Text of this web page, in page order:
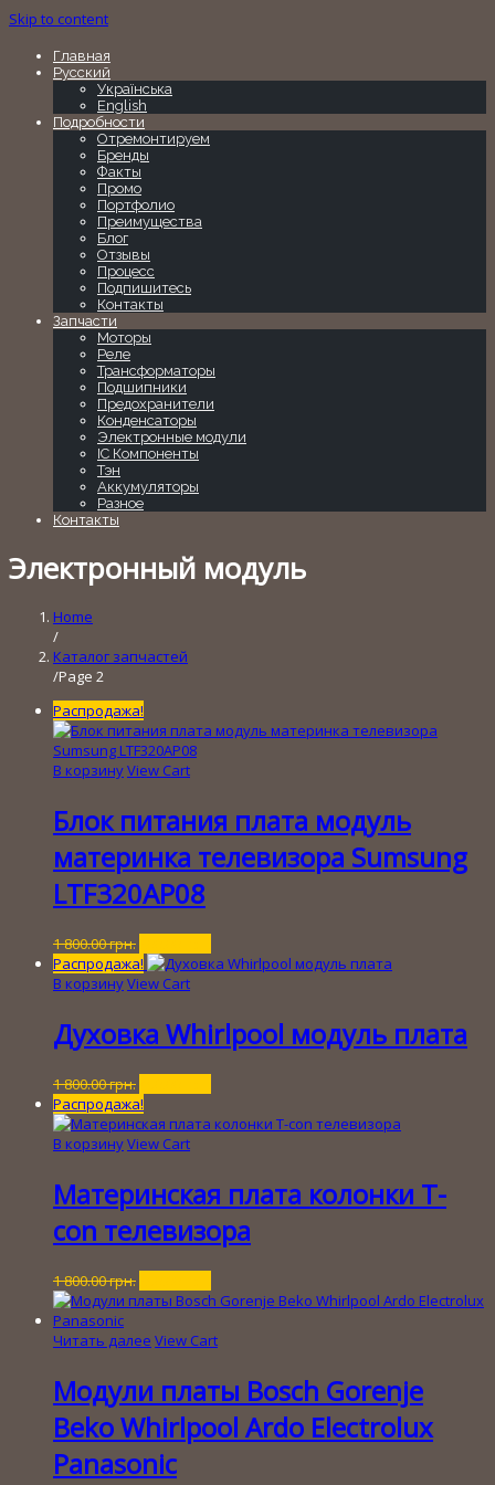
Skip to content
Главная
Русский
Українська
English
Подробности
Отремонтируем
Бренды
Факты
Промо
Портфолио
Преимущества
Блог
Отзывы
Процесс
Подпишитесь
Контакты
Запчасти
Моторы
Реле
Трансформаторы
Подшипники
Предохранители
Конденсаторы
Электронные модули
IC Компоненты
Тэн
Аккумуляторы
Разное
Контакты
Электронный модуль
Home
/
Каталог запчастей
/Page 2
Распродажа!
В корзинуView Cart
Блок питания плата модуль
материнка телевизора Sumsung
LTF320AP08
1 800.00грн.
цена
составляла
800.00 грн..
цена:
Распродажа!
В корзинуView Cart
Духовка Whirlpool модуль плата
1 800.00грн.
цена
составляла
1
450.00 грн..
Распродажа!
В корзинуView Cart
Материнская плата колонки T-
con телевизора
1 800.00грн.
цена
1
цена:
Читать далее View Cart
Модули платы Bosch Gorenje
Beko Whirlpool Ardo Electrolux
Panasonic